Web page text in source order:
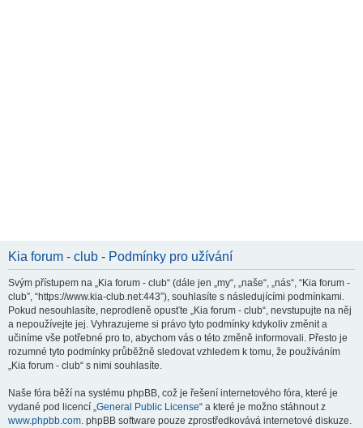
Kia forum - club - Podmínky pro užívání
Svým přístupem na „Kia forum - club“ (dále jen „my“, „naše“, „nás“, “Kia forum -
club”, “https://www.kia-club.net:443”), souhlasíte s následujícími podmínkami.
Pokud nesouhlasíte, neprodleně opusťte „Kia forum - club“, nevstupujte na něj
a nepoužívejte jej. Vyhrazujeme si právo tyto podmínky kdykoliv změnit a
učiníme vše potřebné pro to, abychom vás o této změně informovali. Přesto je
rozumné tyto podmínky průběžně sledovat vzhledem k tomu, že používáním
„Kia forum - club“ s nimi souhlasíte.
Naše fóra běží na systému phpBB, což je řešení internetového fóra, které je
vydané pod licencí „General Public License“ a které je možno stáhnout z
www.phpbb.com. phpBB software pouze zprostředkovává internetové diskuze.